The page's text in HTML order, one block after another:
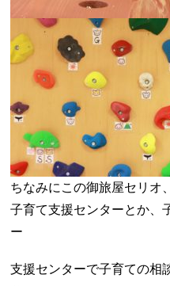
ちなみにこの御旅屋セリオ、
子育て支援センターとか、
ー
支援センターで子育ての相